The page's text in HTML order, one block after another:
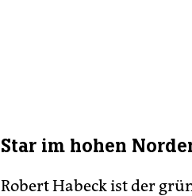
Star im hohen
Robert Habeck ist der